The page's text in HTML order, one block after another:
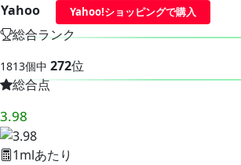
Yahoo
Yahoo!ショッピングで購入
総合ランク
1813個中 272位
総合点
3.98
1mlあたり